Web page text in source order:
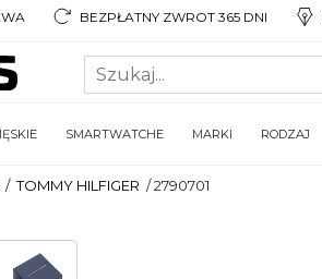
BEZPŁATNY ZWROT 365 DNI
SMARTWATCHE MARKI RODZAJ
/ TOMMY HILFIGER /2790701